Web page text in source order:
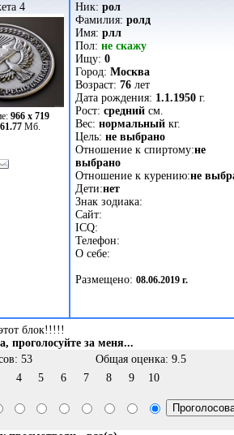
4
966 х 719
61.77 Мб.
Ник: рол
Фамилия: ролд
Имя: рлл
Пол: не скажу
Ищу: 0
Город: Москва
Возраст: 76 лет
Дата рождения: 1.1.1950 г.
Рост: средний см.
Вес: нормальный кг.
Цель: не выбрано
Отношение к спиртому:не
выбрано
Отношение к курению:не
Дети:нет
Знак зодиака:
Сайт:
ICQ:
Телефон:
О себе:
Размещено: 08.06.2019 г.
блок!!!!!
проголосуйте за меня...
53
Общая оценка: 9.5
4 5 6 7 8 9 10